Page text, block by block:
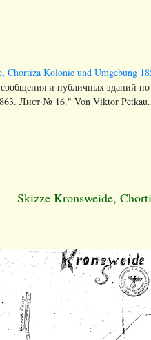
Chortiza Kolonie und Umgebung
и публичных зданий
Лист № 16." Von Viktor Petkau.
Skizze Kronsweide,